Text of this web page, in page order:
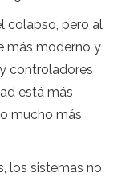
colapso, pero al
más moderno y
controladores
está más
mucho más
los sistemas no